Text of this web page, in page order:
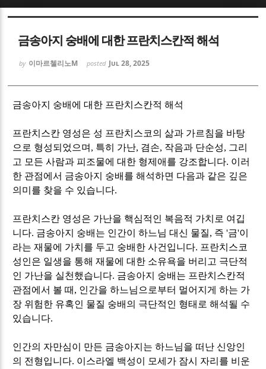
금송아지 숭배에 대한 프란치스칸적 해석
by 이마르첼리노M posted Jul 28, 2025
금송아지 숭배에 대한 프란치스칸적 해석
프란치스칸 영성은 성 프란치스코의 삶과 가르침을 바탕
으로 형성되었으며 , 특히 가난, 겸손, 작음과 단순성, 그리
고 모든 사람과 피조물에 대한 형제애를 강조합니다. 이러
한 관점에서 금송아지 숭배를 해석하면 다음과 같은 깊은
의미를 찾을 수 있습니다.
프란치스칸 영성은 가난을 핵심적인 복음적 가치로 여깁
니다. 금송아지 숭배는 인간이 하느님 대신 물질, 즉'금'이
라는 재물에 가치를 두고 숭배한 사건입니다. 프란치스코
성인은 일생을 통해 재물에 대한 소유욕을 버리고 극단적
인 가난을 실천했습니다. 금송아지 숭배는 프란치스칸적
관점에서 볼 때 , 인간을 하느님으로부터 멀어지게 하는 가
장 위험한 유혹인 물질 숭배의 극단적인 형태로 해석될 수
있습니다.
인간의 자만심이 만든 금송아지는 하느님을 떠난 신앙인
의 전형입니다. 이스라엘 백성이 모세가 잠시 자리를 비운
Sketchbook5, 스케치북5
Sketchbook5, 스케치북5
Sketchbook5, 스케치북5
Sketchbook5, 스케치북5